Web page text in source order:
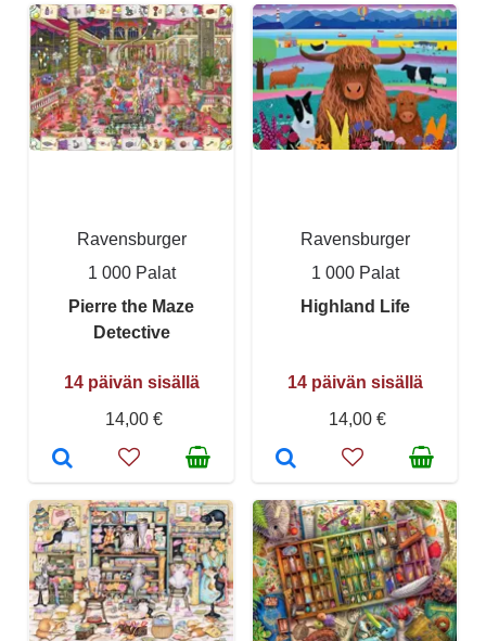
Ravensburger
1 000 Palat
Pierre the Maze
Detective
14 päivän sisällä
14,00 €
Ravensburger
1 000 Palat
Highland Life
14 päivän sisällä
14,00 €